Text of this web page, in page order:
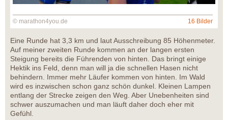
© marathon4you.de 16 Bilder
Eine Runde hat 3,3 km und laut Ausschreibung 85 Höhenmeter.
Auf meiner zweiten Runde kommen an der langen ersten
Steigung bereits die Führenden von hinten. Das bringt einige
Hektik ins Feld, denn man will ja die schnellen Hasen nicht
behindern. Immer mehr Läufer kommen von hinten. Im Wald
wird es inzwischen schon ganz schön dunkel. Kleinen Lampen
entlang der Strecke zeigen den Weg. Aber Unebenheiten sind
schwer auszumachen und man läuft daher doch eher mit
Gefühl.